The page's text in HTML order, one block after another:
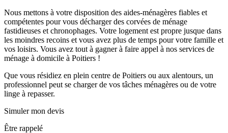
Nous mettons à votre disposition des aides-ménagères fiables et
compétentes pour vous décharger des corvées de ménage
fastidieuses et chronophages. Votre logement est propre jusque dans
les moindres recoins et vous avez plus de temps pour votre famille et
vos loisirs. Vous avez tout à gagner à faire appel à nos services de
ménage à domicile à Poitiers !
Que vous résidiez en plein centre de Poitiers ou aux alentours, un
professionnel peut se charger de vos tâches ménagères ou de votre
linge à repasser.
Simuler mon devis
Être rappelé